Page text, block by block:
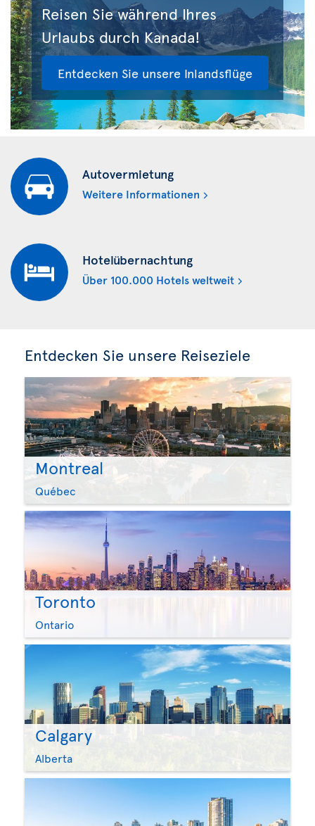
Reisen Sie während Ihres
Urlaubs durch Kanada!
Entdecken Sie unsere Inlandsflüge
Autovermietung
Weitere Informationen
Hotelübernachtung
Über 100.000 Hotels weltweit
Entdecken Sie unsere Reiseziele
Montreal
Québec
Toronto
Ontario
Calgary
Alberta